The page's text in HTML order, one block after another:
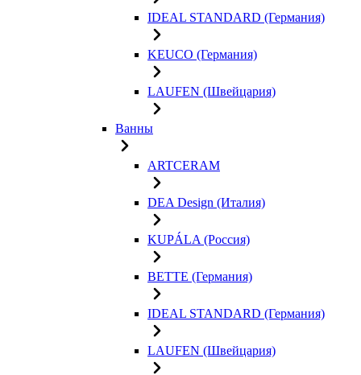
IDEAL STANDARD (Германия)
KEUCO (Германия)
LAUFEN (Швейцария)
Ванны
ARTCERAM
DEA Design (Италия)
KUPÁLA (Россия)
BETTE (Германия)
IDEAL STANDARD (Германия)
LAUFEN (Швейцария)